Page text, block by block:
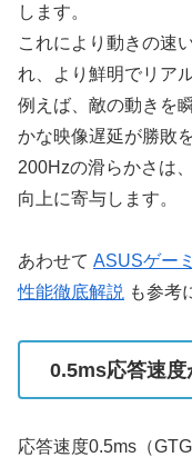
します。
これにより動きの速
れ、より鮮明でリア
例えば、敵の動きを
かな映像遅延が勝敗
200Hzの滑らかさは
向上に寄与します。
あわせて ASUSゲー
性能徹底解説 も参考
0.5ms応答速度
応答速度0.5ms（